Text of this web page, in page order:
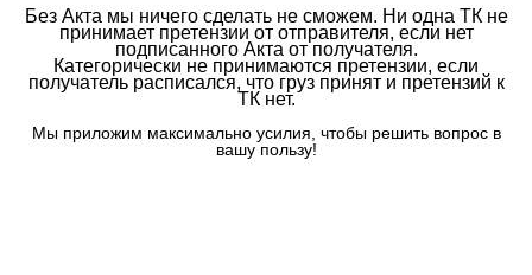
Без Акта мы ничего сделать не сможем. Ни одна ТК не
принимает претензии от отправителя, если нет
подписанного Акта от получателя.
Категорически не принимаются претензии, если
получатель расписался, что груз принят и претензий к
ТК нет.
Мы приложим максимально усилия, чтобы решить вопрос в
вашу пользу!